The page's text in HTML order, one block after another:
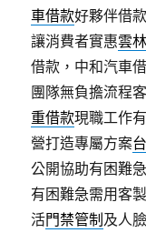
車借款好夥伴借
讓消費者實惠雲
借款，中和汽車
團隊無負擔流程
重借款現職工作
營打造專屬方案
公開協助有困難
有困難急需用客
活門禁管制 及人